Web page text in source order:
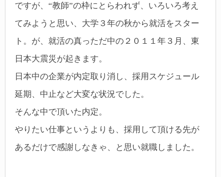
ですが、“教師”の枠にとらわれず、いろいろ考え
てみようと思い、大学３年の秋から就活をスター
ト。 が、就活の真っただ中の２０１１年３月、東
日本大震災が起きます。
日本中の企業が内定取り消し、採用スケジュール
延期、中止など大変な状況でした。
そんな中で頂いた内定。
やりたい仕事というよりも、採用して頂ける先が
あるだけで感謝しなきゃ、と思い就職しました。